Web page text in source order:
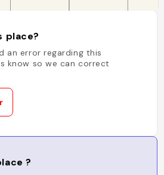
place?
an error regarding this
know so we can correct
?